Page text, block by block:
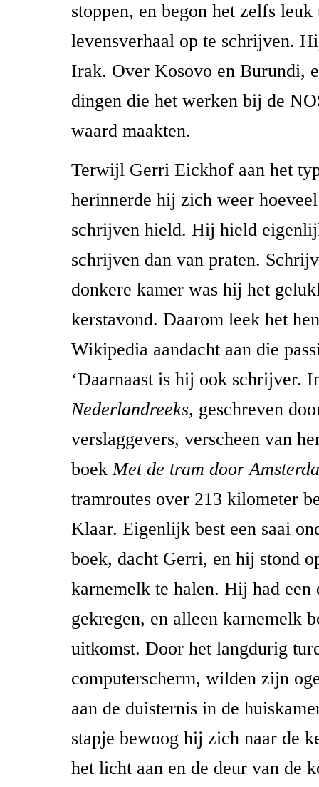
stoppen, en begon het zelfs
levensverhaal op te schrijven.
Irak. Over Kosovo en Burundi,
dingen die het werken bij de
waard maakten.
Terwijl Gerri Eickhof aan het
herinnerde hij zich weer
schrijven hield. Hij hield
schrijven dan van praten.
donkere kamer was hij het
kerstavond. Daarom leek het
Wikipedia aandacht aan die
‘Daarnaast is hij ook schrijver.
Nederlandreeks, geschreven
verslaggevers, verscheen van
boekMet de tram door
tramroutes over 213 kilometer
Klaar. Eigenlijk best een saai
boek, dacht Gerri, en hij stond
karnemelk te halen. Hij had een
gekregen, en alleen karnemelk
uitkomst. Door het langdurig
computerscherm, wilden zijn
aan de duisternis in de
stapje bewoog hij zich naar de
het licht aan en de deur van de